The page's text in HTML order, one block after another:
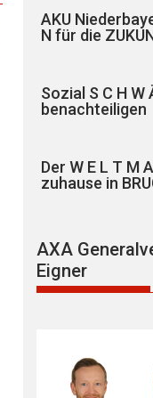
AKU
N für die
Sozial S C H W
benachteiligen
Der W E L T M
zuhause in
AXA
Eigner